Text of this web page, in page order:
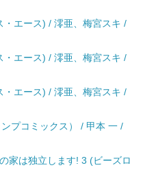
エース) / 澪亜、梅宮スキ /
エース) / 澪亜、梅宮スキ /
エース) / 澪亜、梅宮スキ /
プコミックス） / 甲本 一 /
家は独立します! 3 (ビーズロ